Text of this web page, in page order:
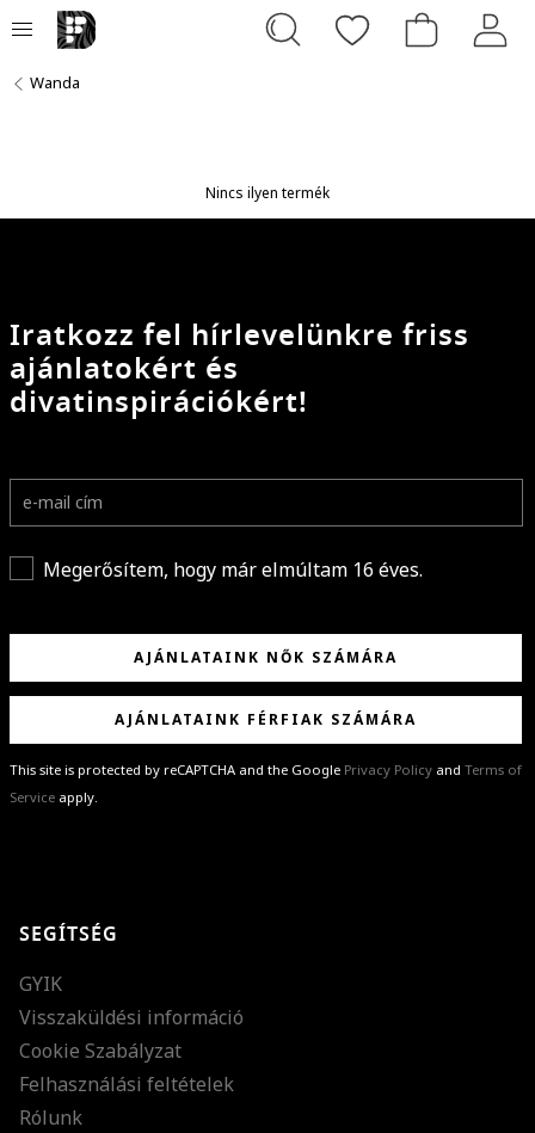
Wanda
Nincs ilyen termék
Iratkozz fel hírlevelünkre friss
ajánlatokért és
divatinspirációkért!
Megerősítem, hogy már elmúltam 16 éves.
AJÁNLATAINK NŐK SZÁMÁRA
AJÁNLATAINK FÉRFIAK SZÁMÁRA
This site is protected by reCAPTCHA and the Google Privacy Policy and Terms of
Service apply.
különleges ajánlatainkat és stílustippjeinket!
SEGÍTSÉG
GYIK
Visszaküldési információ
Cookie Szabályzat
Felhasználási feltételek
Rólunk